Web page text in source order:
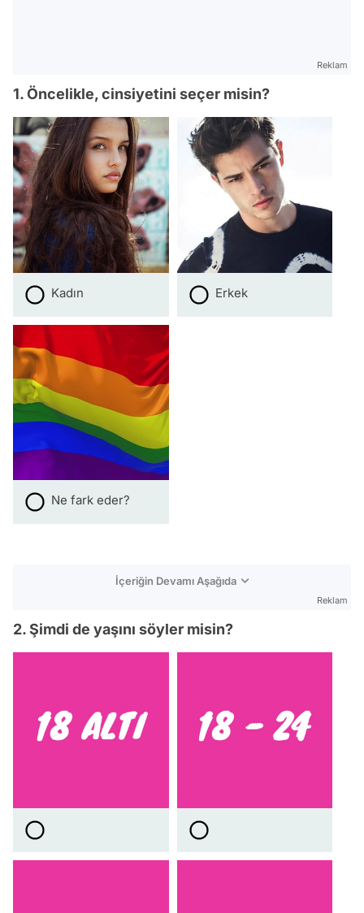
Reklam
1. Öncelikle, cinsiyetini seçer misin?
Kadın Erkek
Ne fark eder?
İçeriğin Devamı Aşağıda
Reklam
2. Şimdi de yaşını söyler misin?